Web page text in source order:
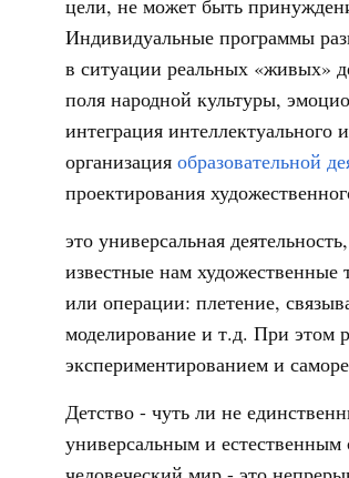
цели, не может быть
Индивидуальные программы
в ситуации реальных «живых»
поля народной культуры,
интеграция интеллектуального
организация образовательной
проектирования
это универсальная
известные нам
или операции: плетение,
модели­рование и т.д. При этом
экспериментированием и
Детство - чуть ли не
универсальным и